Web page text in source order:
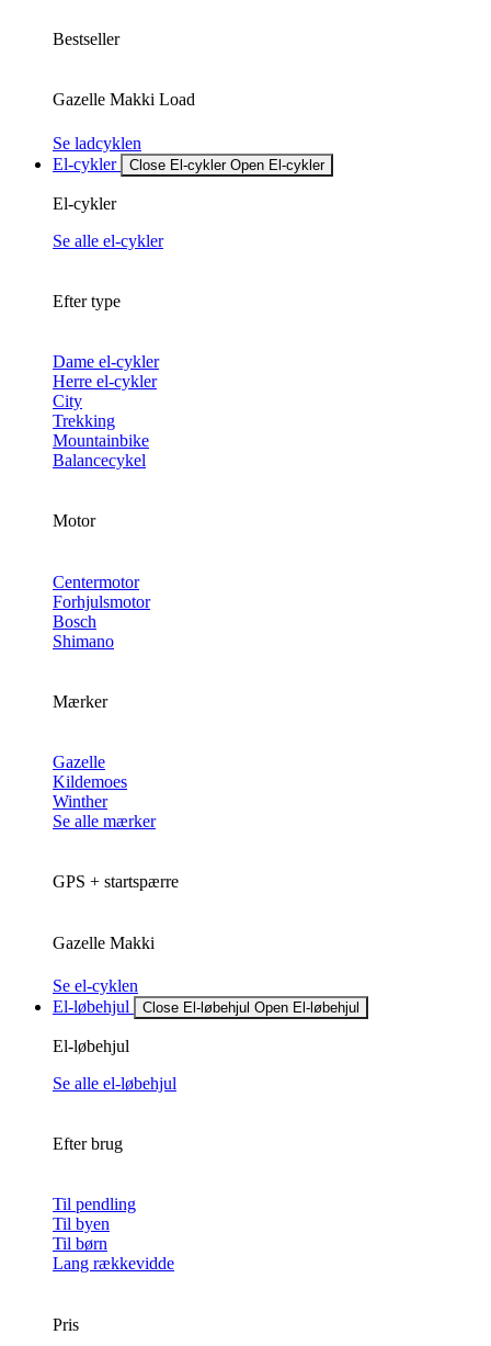
Bestseller
Gazelle Makki Load
Se ladcyklen
El-cykler
Close El-cykler Open El-cykler
El-cykler
Se alle el-cykler
Efter type
Dame el-cykler
Herre el-cykler
City
Trekking
Mountainbike
Balancecykel
Motor
Centermotor
Forhjulsmotor
Bosch
Shimano
Mærker
Gazelle
Kildemoes
Winther
Se alle mærker
GPS + startspærre
Gazelle Makki
Se el-cyklen
El-løbehjul
Close El-løbehjul Open El-løbehjul
El-løbehjul
Se alle el-løbehjul
Efter brug
Til pendling
Til byen
Til børn
Lang rækkevidde
Pris